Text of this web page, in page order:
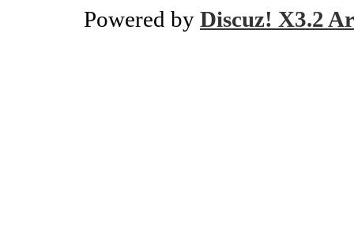
Powered by Discuz! X3.2